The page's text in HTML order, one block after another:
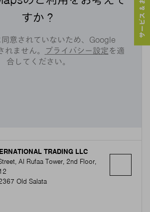
すか？
同意されていないため、Google
ません。
プライバシー設定を適
合してください。
TRADING LLC
Al Rufaa Tower, 2nd Floor,
Old Salata